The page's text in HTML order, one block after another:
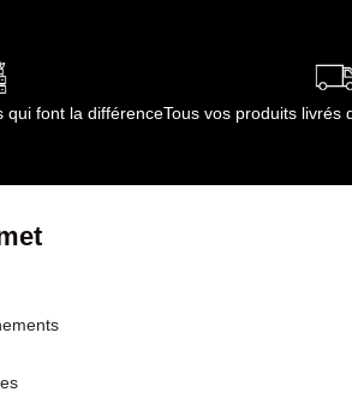
saturés 0.04 g
qui font la différenceTous vos produits livrés